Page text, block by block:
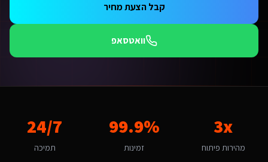
האם יש עלויות נוספות מעבר לפיתוח?
העלות כוללת את הפיתוח, העלייה לאוויר וההדרכה. בנוסף יש עלות חודשית של אחסון ותחזוקה (החל מ-250₪/חודש) הכוללת גיבויים, עדכוני אבטחה ותמיכה טכנית. עבור שירותים דיגיטליים
כמה זמן לוקח לפתח הטמעת AI בעסק או בארגון לשירותים דיגיטליים ליועצי בטיחות אש?
האתגר המרכזי ברמת השרון הוא "שימור רמת שירות". הטמעת AI בעסק או בארגון ברמת השרון דורש הבנה של השוק האיכותי וירוק והתאמה לאוכלוסייה מבוססת. האתגר של "שימור רמת שירות" הופך ליתרון כשמשלבים פתרון מותאם. אנו בונים פתרונות שהופכים את האתגר הזה ליתרון תחרותי באמצעות טכנולוגיה חכמה.
איך מתבצע קידום האתר בגוגל (SEO)?
כל אתר שאנו בונים מותאם ל-SEO ולמנועי AI כמו ChatGPT ו-Gemini. עבור שירותים דיגיטליים ליועצי בטיחות אש ברמת השרון אנו מיישמים: מבנה URL סמנטי, Schema markup מותאם, תוכן ייחודי לכל עמוד, ואופטימיזציה טכנית מתקדמת שמבטיחה דירוג גבוה.
קבל הצעת מחיר
וואטסאפ
3x
מהירות פיתוח
99.9%
זמינות
24/7
תמיכה